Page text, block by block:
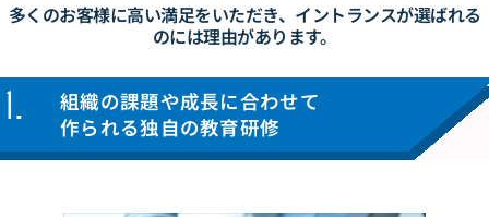
多くのお客様に高い満足をいただき、 イントランスが選ばれる
のには理由があります。
1.
組織の課題や成長に合わせて
作られる独自の教育研修